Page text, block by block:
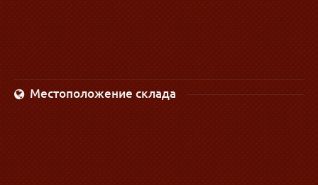
Местоположение склада